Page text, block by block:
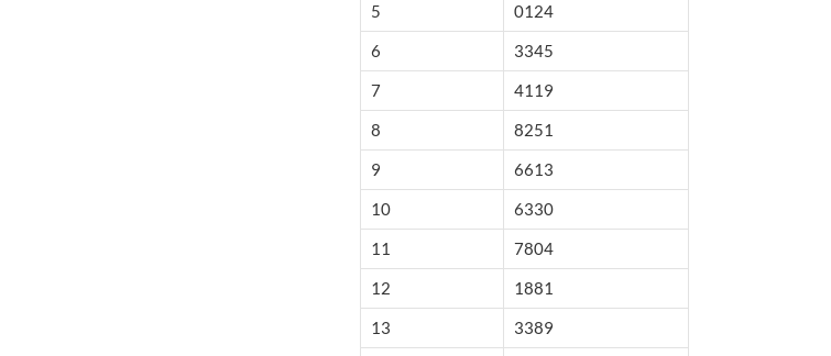
5
0124
6
3345
7
4119
8
8251
9
6613
10
6330
11
7804
12
1881
13
3389